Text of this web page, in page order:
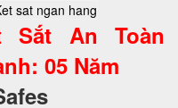
Sắt An Toàn
05 Năm